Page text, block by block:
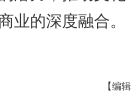
业的深度融合。
【编